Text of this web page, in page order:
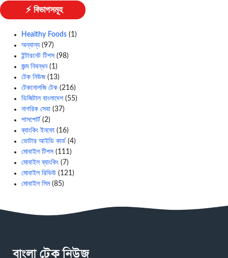
⚡ বিভাগসমূহ
Healthy Foods (1)
অন্যান্য (97)
ইন্টারনেট টিপস (98)
জন্ম নিবন্ধন(1)
টেক নিউজ(13)
টেকনোলজি টেক (216)
ডিজিটাল বাংলাদেশ(55)
নাগরিক সেবা (37)
পাসপোর্ট (2)
ব্যাংকিং ইনফো (16)
ভোটার আইডি কার্ড (4)
মোবাইল টিপস (111)
মোবাইল ব্যাংকিং (7)
মোবাইল রিভিউ (121)
মোবাইল সিম(85)